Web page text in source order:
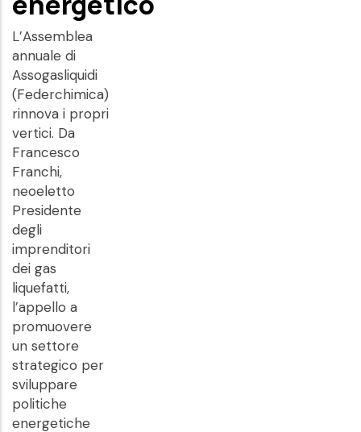
L’Assemblea
annuale di
Assogasliquidi
(Federchimica)
rinnova i propri
vertici. Da
Francesco
Franchi,
neoeletto
Presidente
degli
imprenditori
dei gas
liquefatti,
l’appello a
promuovere
un settore
strategico per
sviluppare
politiche
energetiche